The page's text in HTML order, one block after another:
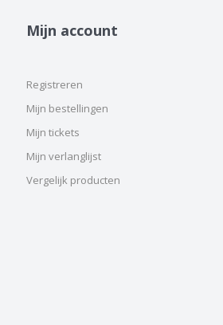
Mijn account
Registreren
Mijn bestellingen
Mijn tickets
Mijn verlanglijst
Vergelijk producten